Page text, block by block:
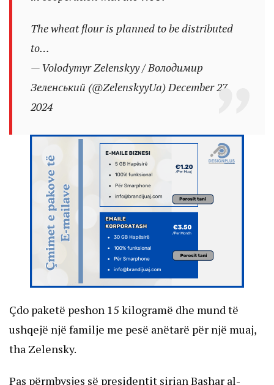
The wheat flour is planned to be distributed
to…
— Volodymyr Zelenskyy / Володимир
Зеленський (@ZelenskyyUa)December 27,
2024
Çdo paketë peshon 15 kilogramë dhe mund të
ushqejë një familje me pesë anëtarë për një muaj,
tha Zelensky.
Pas përmbysjes së presidentit sirian Bashar al-